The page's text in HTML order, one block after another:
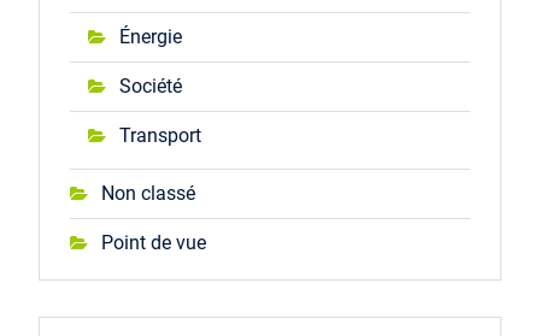
Énergie
Société
Transport
Non classé
Point de vue